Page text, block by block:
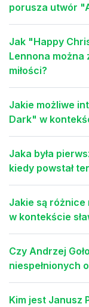
porusza utwór
Jak "Happy
Lennona
miłości?
Jakie możliwe
Dark" w
Jaka była
kiedy powstał
Jakie są różnice
w kontekście
Czy Andrzej
niespełnionych
Kim jest Janusz